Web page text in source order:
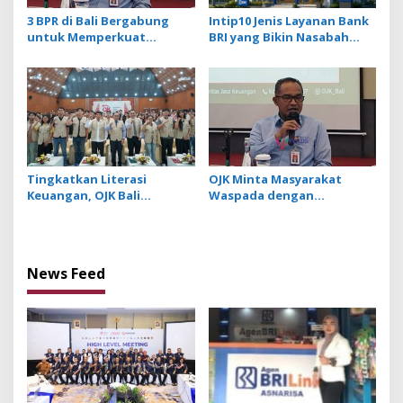
3 BPR di Bali Bergabung
untuk Memperkuat
Tingkatkan Daya Saing
Intip10 Jenis Layanan Bank
BRI yang Bikin Nasabah
Tingkatkan Literasi
Keuangan, OJK Bali
OJK Minta Masyarakat
Waspada dengan
News Feed